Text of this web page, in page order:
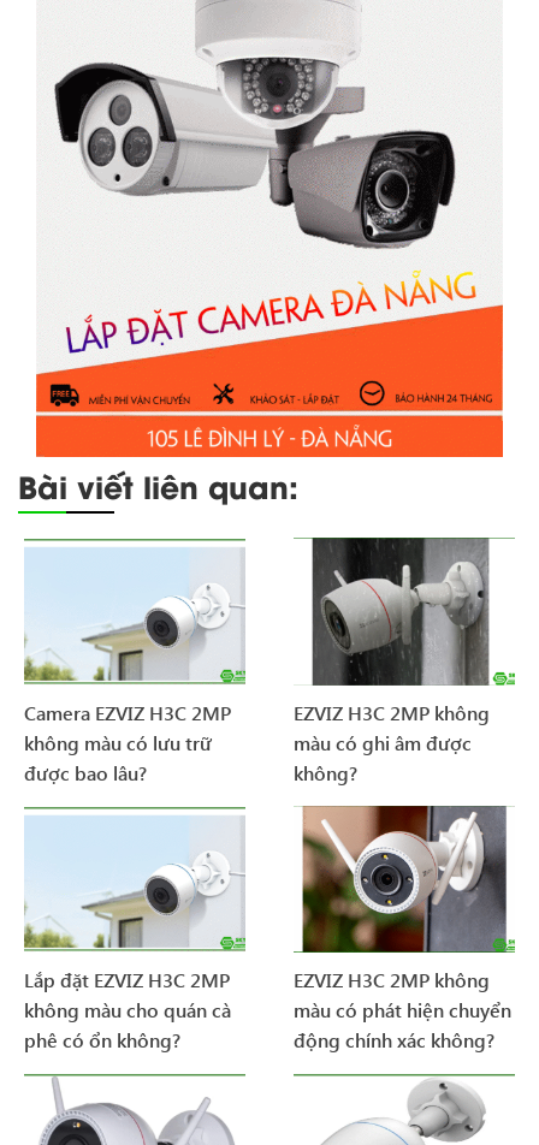
Bài viết liên quan:
Camera EZVIZ H3C 2MP
không màu có lưu trữ
được bao lâu?
EZVIZ H3C 2MP không
màu có ghi âm được
không?
Lắp đặt EZVIZ H3C 2MP
không màu cho quán cà
phê có ổn không?
EZVIZ H3C 2MP không
màu có phát hiện chuyển
động chính xác không?